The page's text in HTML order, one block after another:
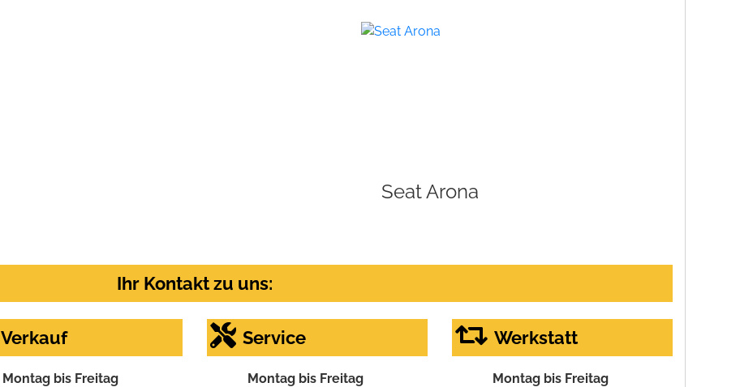
Seat Arona
Ihr Kontakt zu uns:
Verkauf
Montag bis Freitag
Service
Montag bis Freitag
Werkstatt
Montag bis Freitag